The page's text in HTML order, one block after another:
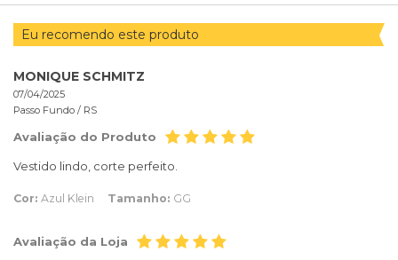
Eu recomendo este produto
MONIQUE SCHMITZ
07/04/2025
Passo Fundo / RS
Avaliação do Produto
Vestido lindo, corte perfeito.
Cor: Azul Klein Tamanho: GG
Avaliação da Loja